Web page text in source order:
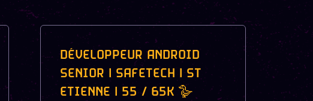
DÉVELOPPEUR ANDROID
SENIOR | SAFETECH | ST
ETIENNE | 55 / 65K 🪿